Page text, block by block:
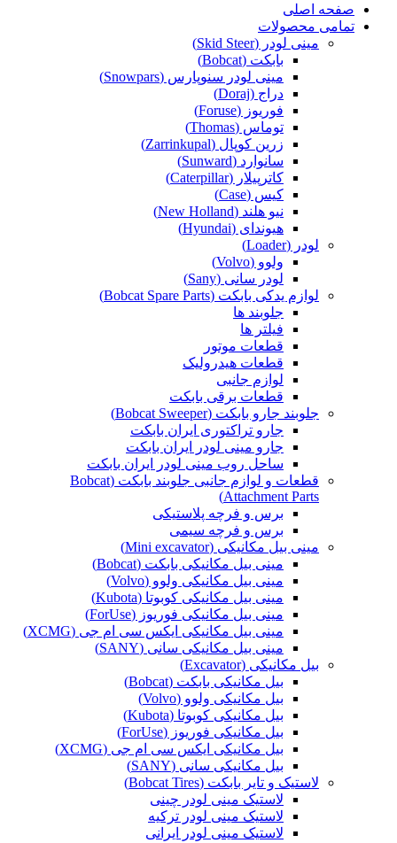
صفحه اصلی
تمامی محصولات
مینی لودر (Skid Steer)
بابکت (Bobcat)
مینی لودر سنوپارس (Snowpars)
دراج (Doraj)
فوریوز (Foruse)
توماس (Thomas)
زرین کوپال (Zarrinkupal)
سانوارد (Sunward)
کاترپیلار (Caterpillar)
کیس (Case)
نیو هلند (New Holland)
هیوندای (Hyundai)
لودر (Loader)
ولوو (Volvo)
لودر سانی (Sany)
لوازم یدکی بابکت (Bobcat Spare Parts)
جلوبند ها
فیلتر ها
قطعات موتور
قطعات هیدرولیک
لوازم جانبی
قطعات برقی بابکت
جلوبند جارو بابکت (Bobcat Sweeper)
جارو تراکتوری ایران بابکت
جارو مینی لودر ایران بابکت
ساحل روب مینی لودر ایران بابکت
قطعات و لوازم جانبی جلوبند بابکت (Bobcat
Attachment Parts)
برس و فرچه پلاستیکی
برس و فرچه سیمی
مینی بیل مکانیکی (Mini excavator)
مینی بیل مکانیکی بابکت (Bobcat)
مینی بیل مکانیکی ولوو (Volvo)
مینی بیل مکانیکی کوبوتا (Kubota)
مینی بیل مکانیکی فوریوز (ForUse)
مینی بیل مکانیکی ایکس سی ام جی (XCMG)
مینی بیل مکانیکی سانی (SANY)
بیل مکانیکی (Excavator)
بیل مکانیکی بابکت (Bobcat)
بیل مکانیکی ولوو (Volvo)
بیل مکانیکی کوبوتا (Kubota)
بیل مکانیکی فوریوز (ForUse)
بیل مکانیکی ایکس سی ام جی (XCMG)
بیل مکانیکی سانی (SANY)
لاستیک و تایر بابکت (Bobcat Tires)
لاستیک مینی لودر چینی
لاستیک مینی لودر ترکیه
لاستیک مینی لودر ایرانی